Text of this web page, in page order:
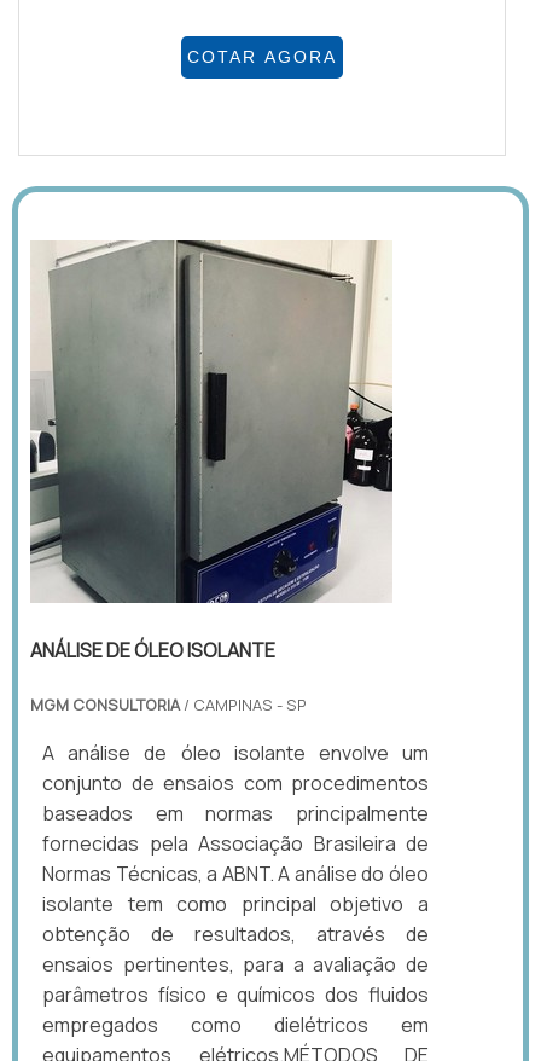
COTAR AGORA
ANÁLISE DE ÓLEO ISOLANTE
MGM CONSULTORIA/ CAMPINAS - SP
A análise de óleo isolante envolve um
conjunto de ensaios com procedimentos
baseados em normas principalmente
fornecidas pela Associação Brasileira de
Normas Técnicas, a ABNT. A análise do óleo
isolante tem como principal objetivo a
obtenção de resultados, através de
ensaios pertinentes, para a avaliação de
parâmetros físico e químicos dos fluidos
empregados como dielétricos em
equipamentos elétricos.MÉTODOS DE